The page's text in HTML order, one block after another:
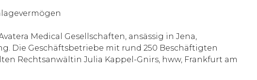
Medical Gesellschaften, ansässig in Jena,
Die Geschäftsbetriebe mit rund 250 Beschäftigten
Rechtsanwältin Julia Kappel-Gnirs, hww, Frankfurt am